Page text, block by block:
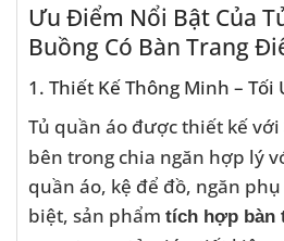
Ưu Điểm Nổi Bật Của
Buồng Có Bàn Trang
1. Thiết Kế Thông Minh – Tối
Tủ quần áo được thiết kế với
bên trong chia ngăn hợp lý
quần áo, kệ để đồ, ngăn
biệt, sản phẩm tích hợp bàn